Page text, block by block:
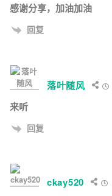
感谢分享，加油加油
回复
落叶随风
来听
回复
ckay520